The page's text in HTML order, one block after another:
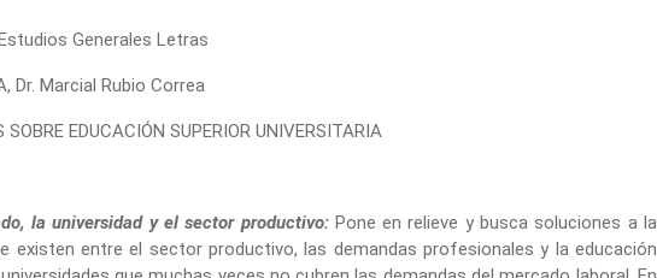
Generales Letras
Dr. Marcial Rubio Correa
EDUCACIÓN SUPERIOR UNIVERSITARIA
la universidad y el sector productivo: Pone en relieve y busca soluciones a la
existen entre el sector productivo, las demandas profesionales y la educación